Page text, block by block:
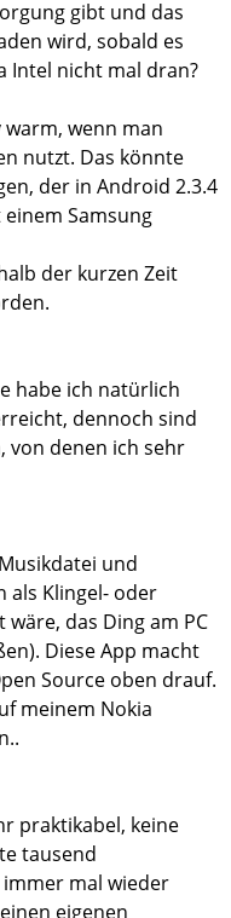
gibt und das
wird, sobald es
Intel nicht mal dran?
warm, wenn man
nutzt. Das könnte
der in Android 2.3.4
Samsung
der kurzen Zeit
habe ich natürlich
dennoch sind
von denen ich sehr
und
als Klingel- oder
das Ding am PC
Diese App macht
Source oben drauf.
meinem Nokia
praktikabel, keine
tausend
mal wieder
eigenen